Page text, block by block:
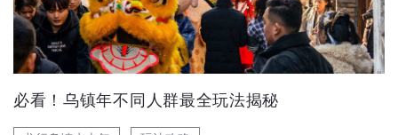
必看！乌镇年不同人群最全玩法揭秘